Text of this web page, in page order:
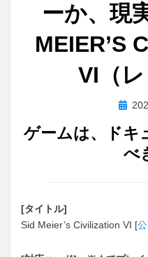
ーか、現
MEIER’S
VI（レ
投
投
日:
ゲームは、ドキ
べ
[タイトル]
Sid Meier’s Civilization VI [